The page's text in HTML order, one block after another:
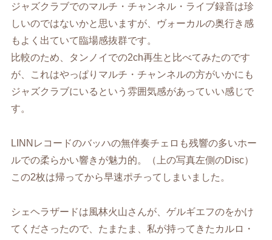
ジャズクラブでのマルチ・チャンネル・ライブ録音は珍
しいのではないかと思いますが、ヴォーカルの奥行き感
もよく出ていて臨場感抜群です。
比較のため、タンノイでの2ch再生と比べてみたのです
が、これはやっぱりマルチ・チャンネルの方がいかにも
ジャズクラブにいるという雰囲気感があっていい感じで
す。
LINNレコードのバッハの無伴奏チェロも残響の多いホー
ルでの柔らかい響きが魅力的。（上の写真左側のDisc）
この2枚は帰ってから早速ポチってしまいました。
シェヘラザードは風林火山さんが、ゲルギエフのをかけ
てくださったので、たまたま、私が持ってきたカルロ・